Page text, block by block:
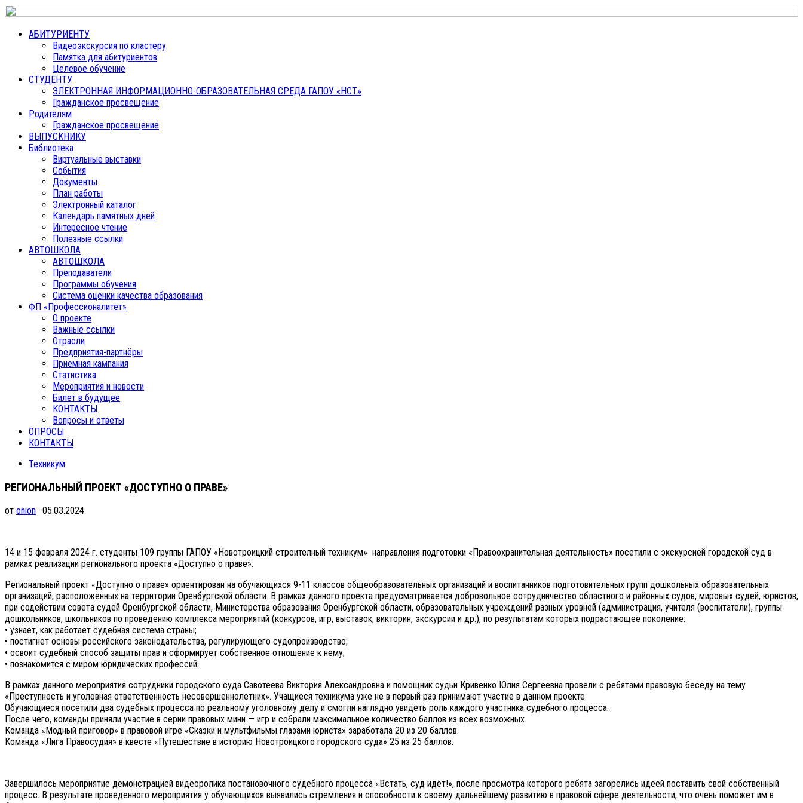
АБИТУРИЕНТУ
Видеоэкскурсия по кластеру
Памятка для абитуриентов
Целевое обучение
СТУДЕНТУ
ЭЛЕКТРОННАЯ ИНФОРМАЦИОННО-ОБРАЗОВАТЕЛЬНАЯ СРЕДА ГАПОУ «НСТ»
Гражданское просвещение
Родителям
Гражданское просвещение
ВЫПУСКНИКУ
Библиотека
Виртуальные выставки
События
Документы
План работы
Электронный каталог
Календарь памятных дней
Интересное чтение
Полезные ссылки
АВТОШКОЛА
АВТОШКОЛА
Преподаватели
Программы обучения
Система оценки качества образования
ФП «Профессионалитет»
О проекте
Важные ссылки
Отрасли
Предприятия-партнёры
Приемная кампания
Статистика
Мероприятия и новости
Билет в будущее
КОНТАКТЫ
Вопросы и ответы
ОПРОСЫ
КОНТАКТЫ
Техникум
РЕГИОНАЛЬНЫЙ ПРОЕКТ «ДОСТУПНО О ПРАВЕ»
от onion · 05.03.2024
14 и 15 февраля 2024 г. студенты 109 группы ГАПОУ «Новотроицкий строителный техникум» направления подготовки «Правоохранительная деятельность» посетили с экскурсией городской суд в
рамках реализации регионального проекта «Доступно о праве».
Региональный проект «Доступно о праве» ориентирован на обучающихся 9-11 классов общеобразовательных организаций и воспитанников подготовительных групп дошкольных образовательных
организаций, расположенных на территории Оренбургской области. В рамках данного проекта предусматривается добровольное сотрудничество областного и районных судов, мировых судей, юристов,
при содействии совета судей Оренбургской области, Министерства образования Оренбургской области, образовательных учреждений разных уровней (администрация, учителя (воспитатели), группы
дошкольников, школьников по проведению комплекса мероприятий (конкурсов, игр, выставок, викторин, экскурсии и др.), по результатам которых подрастающее поколение:
• узнает, как работает судебная система страны;
• постигнет основы российского законодательства, регулирующего судопроизводство;
• освоит судебный способ защиты прав и сформирует собственное отношение к нему;
• познакомится с миром юридических профессий.
В рамках данного мероприятия сотрудники городского суда Савотеева Виктория Александровна и помощник судьи Кривенко Юлия Сергеевна провели с ребятами правовую беседу на тему
«Преступность и уголовная ответственность несовершеннолетних». Учащиеся техникума уже не в первый раз принимают участие в данном проекте.
Обучающиеся посетили два судебных процесса по реальному уголовному делу и смогли наглядно увидеть роль каждого участника судебного процесса.
После чего, команды приняли участие в серии правовых мини — игр и собрали максимальное количество баллов из всех возможных.
Команда «Модный приговор» в правовой игре «Сказки и мультфильмы глазами юриста» заработала 20 из 20 баллов.
Команда «Лига Правосудия» в квесте «Путешествие в историю Новотроицкого городского суда» 25 из 25 баллов.
Завершилось мероприятие демонстрацией видеоролика постановочного судебного процесса «Встать, суд идёт!», после просмотра которого ребята загорелись идеей поставить свой собственный
процесс. В результате проведенного мероприятия у обучающихся выявились стремления и способности к своему дальнейшему развитию в правовой сфере деятельности, что очень поможет им в